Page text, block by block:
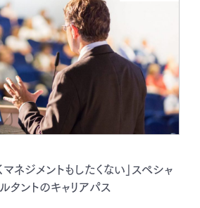
マネジメントもしたくない」スペシャ
タントのキャリアパス